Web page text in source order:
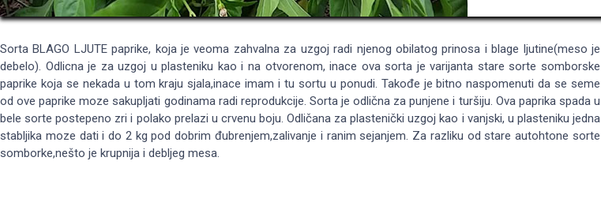
Sorta BLAGO LJUTE paprike, koja je veoma zahvalna za uzgoj radi njenog obilatog prinosa i blage ljutine(meso je
debelo). Odlicna je za uzgoj u plasteniku kao i na otvorenom, inace ova sorta je varijanta stare sorte somborske
paprike koja se nekada u tom kraju sjala,inace imam i tu sortu u ponudi. Takođe je bitno naspomenuti da se seme
od ove paprike moze sakupljati godinama radi reprodukcije. Sorta je odlična za punjene i turšiju. Ova paprika spada u
bele sorte postepeno zri i polako prelazi u crvenu boju. Odličana za plastenički uzgoj kao i vanjski, u plasteniku jedna
stabljika moze dati i do 2 kg pod dobrim đubrenjem,zalivanje i ranim sejanjem. Za razliku od stare autohtone sorte
somborke,nešto je krupnija i debljeg mesa.